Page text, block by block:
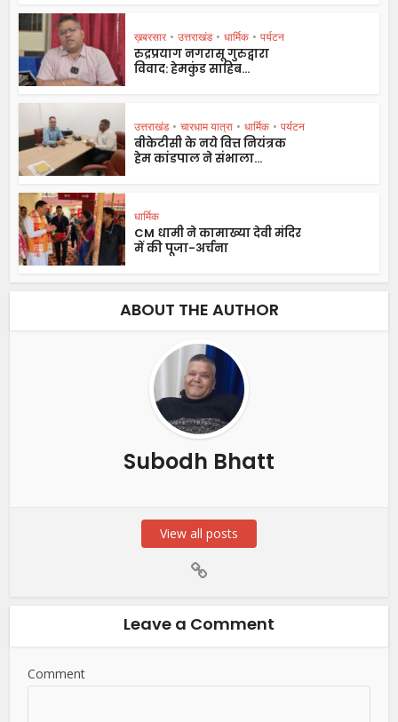
ख़बरसार • उत्तराखंड • धार्मिक • पर्यटन
रुद्रप्रयाग नगरासू गुरुद्वारा
विवाद: हेमकुंड साहिब...
उत्तराखंड • चारधाम यात्रा • धार्मिक • पर्यटन
बीकेटीसी के नये वित्त नियंत्रक
हेम कांडपाल ने संभाला...
धार्मिक
CM धामी ने कामाख्या देवी मंदिर
में की पूजा-अर्चना
ABOUT THE AUTHOR
Subodh Bhatt
View all posts
Leave a Comment
Comment